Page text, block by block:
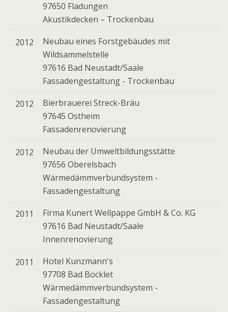
97650 Fladungen
Akustikdecken – Trockenbau
2012
Neubau eines Forstgebäudes mit
Wildsammelstelle
97616 Bad Neustadt/Saale
Fassadengestaltung - Trockenbau
2012
Bierbrauerei Streck-Bräu
97645 Ostheim
Fassadenrenovierung
2012
Neubau der Umweltbildungsstätte
97656 Oberelsbach
Wärmedämmverbundsystem -
Fassadengestaltung
2011
Firma Kunert Wellpappe GmbH & Co. KG
97616 Bad Neustadt/Saale
Innenrenovierung
2011
Hotel Kunzmann's
97708 Bad Bocklet
Wärmedämmverbundsystem -
Fassadengestaltung